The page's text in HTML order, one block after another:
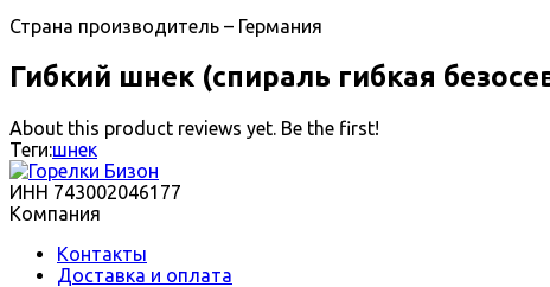
Страна производитель – Германия
Гибкий шнек (спираль гибкая
About this product reviews yet. Be the first!
Теги:шнек
ИНН 743002046177
Компания
Контакты
Доставка и оплата